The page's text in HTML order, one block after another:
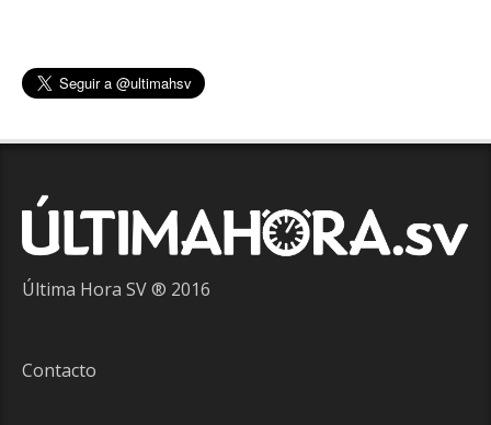
Última Hora SV ® 2016
Contacto